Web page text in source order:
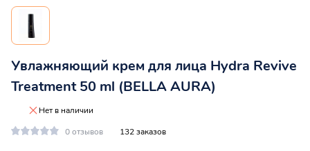
Увлажняющий крем для лица Hydra Revive
Treatment 50 ml (BELLA AURA)
Нет в наличии
0 отзывов
132 заказов